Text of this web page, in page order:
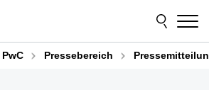
Pressebereich